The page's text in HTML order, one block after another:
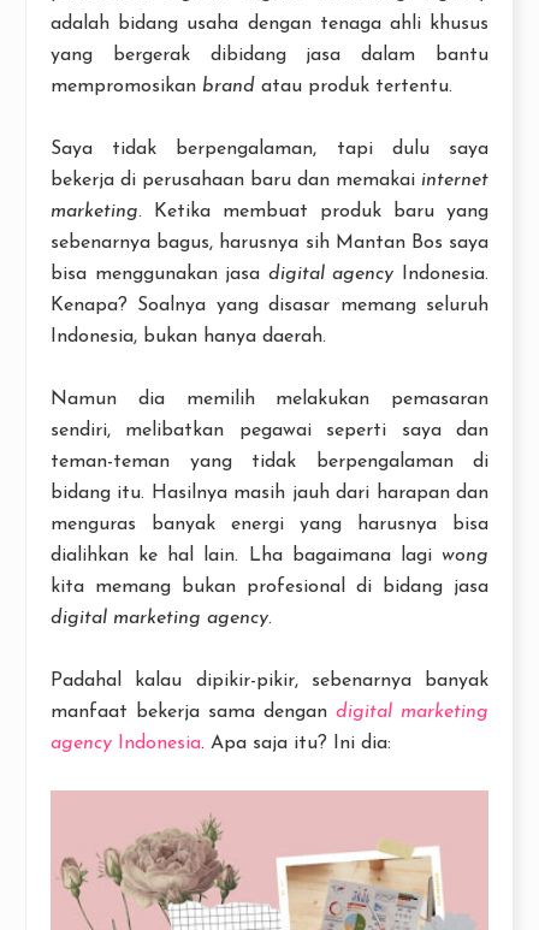
adalah bidang usaha dengan tenaga ahli khusus
yang bergerak dibidang jasa dalam bantu
mempromosikan brand atau produk tertentu.
Saya tidak berpengalaman, tapi dulu saya
bekerja di perusahaan baru dan memakai internet
marketing. Ketika membuat produk baru yang
sebenarnya bagus, harusnya sih Mantan Bos saya
bisa menggunakan jasa digital agency Indonesia.
Kenapa? Soalnya yang disasar memang seluruh
Indonesia, bukan hanya daerah.
Namun dia memilih melakukan pemasaran
sendiri, melibatkan pegawai seperti saya dan
teman-teman yang tidak berpengalaman di
bidang itu. Hasilnya masih jauh dari harapan dan
menguras banyak energi yang harusnya bisa
dialihkan ke hal lain. Lha bagaimana lagi wong
kita memang bukan profesional di bidang jasa
digital marketing agency.
Padahal kalau dipikir-pikir, sebenarnya banyak
manfaat bekerja sama dengan digital marketing
agency Indonesia. Apa saja itu? Ini dia: